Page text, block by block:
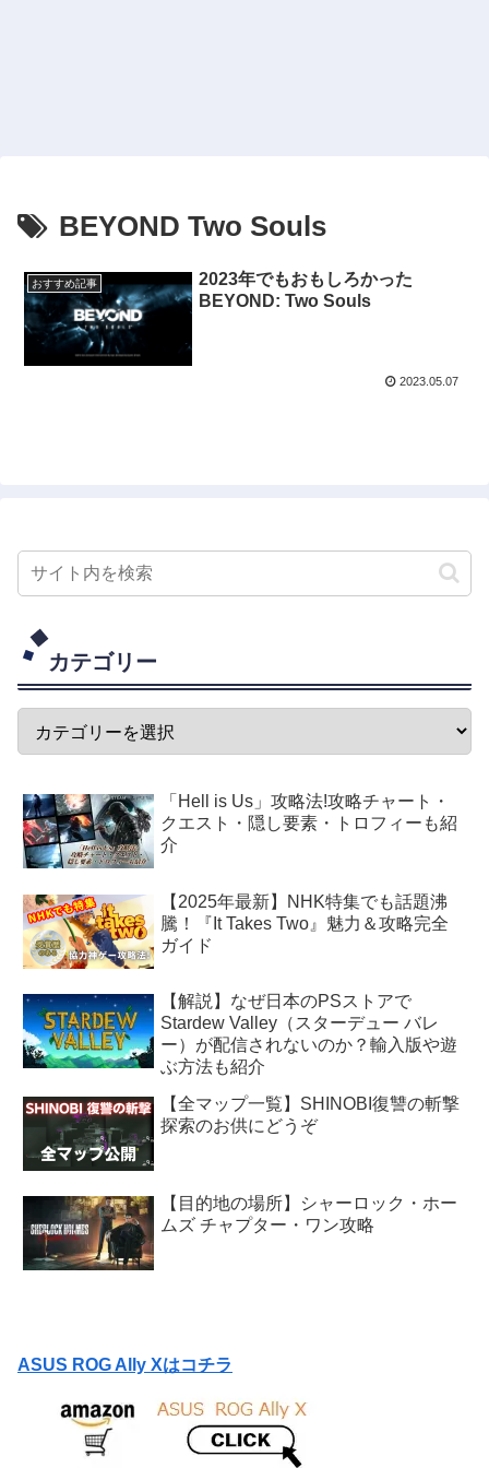
BEYOND Two Souls
おすすめ記事
2023年でもおもしろかった
BEYOND: Two Souls
2023.05.07
カテゴリー
「Hell is Us」攻略法!攻略チャート・
クエスト・隠し要素・トロフィーも紹
介
【2025年最新】NHK特集でも話題沸
騰！『It Takes Two』魅力＆攻略完全
ガイド
【解説】なぜ日本のPSストアで
Stardew Valley（スターデュー バレ
ー）が配信されないのか？輸入版や遊
ぶ方法も紹介
【全マップ一覧】SHINOBI復讐の斬撃
探索のお供にどうぞ
【目的地の場所】シャーロック・ホー
ムズ チャプター・ワン攻略
ASUS ROG Ally Xはコチラ